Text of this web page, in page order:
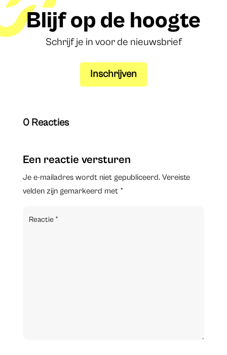
Blijf op de hoogte
Schrijf je in voor de nieuwsbrief
Inschrijven
0 Reacties
Een reactie versturen
Je e-mailadres wordt niet gepubliceerd. Vereiste
velden zijn gemarkeerd met *